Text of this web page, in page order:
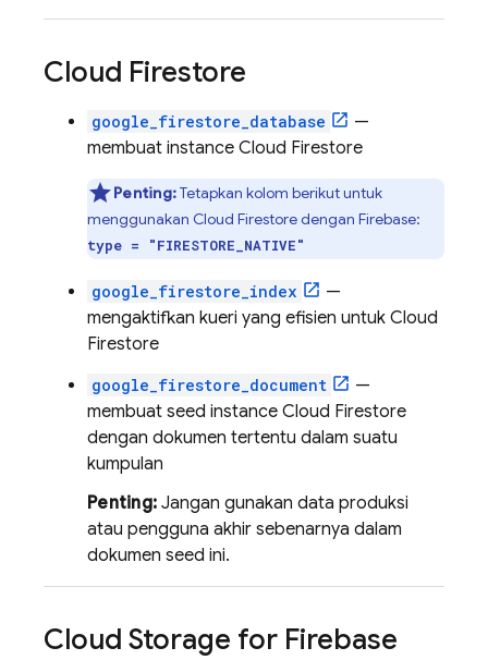
Cloud Firestore
google_firestore_database
—
membuat instance Cloud Firestore
Penting:Tetapkan kolom berikut untuk
menggunakan Cloud Firestoredengan Firebase:
type = "FIRESTORE_NATIVE"
google_firestore_index
—
mengaktifkan kueri yang efisien untuk Cloud
Firestore
google_firestore_document
—
membuat seed instance Cloud Firestore
dengan dokumen tertentu dalam suatu
kumpulan
Penting: Jangan gunakan data produksi
atau pengguna akhir sebenarnya dalam
dokumen seed ini.
Cloud Storage for Firebase